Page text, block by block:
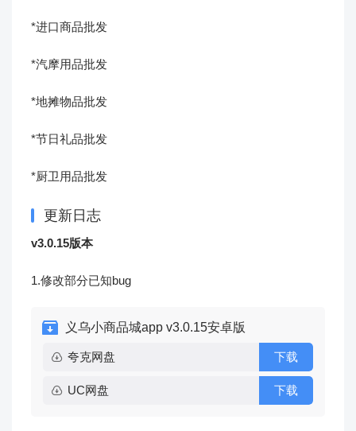
*进口商品批发
*汽摩用品批发
*地摊物品批发
*节日礼品批发
*厨卫用品批发
更新日志
v3.0.15版本
1.修改部分已知bug
义乌小商品城app v3.0.15安卓版
夸克网盘 下载
UC网盘 下载